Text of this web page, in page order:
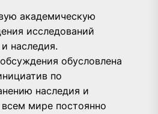
академическую
исследований
наследия.
обусловлена
по
наследия и
мире постоянно